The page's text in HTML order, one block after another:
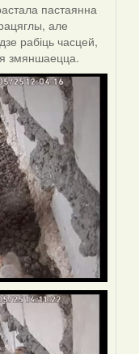
пастаянна
але
рабіць часцей,
змяншаецца.